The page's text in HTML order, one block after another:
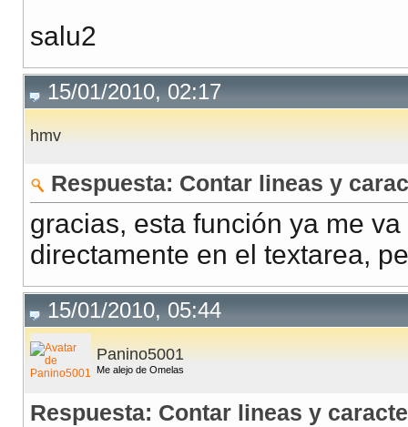
</body>
</html>
salu2
15/01/2010, 02:17
hmv
Respuesta: Contar lineas y
gracias, esta función ya me
directamente en el textarea,
15/01/2010, 05:44
Panino5001
Me alejo de Omelas
Respuesta: Contar lineas y